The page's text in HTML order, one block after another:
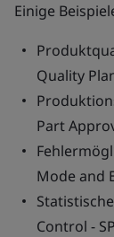
Einige
Quality
Part
Mode and
Control -